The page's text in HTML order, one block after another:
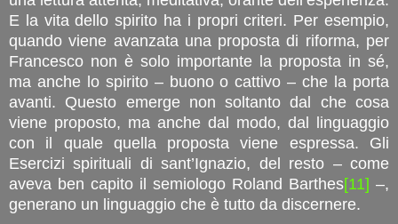
E la vita dello spirito ha i propri criteri. Per esempio,
quando viene avanzata una proposta di riforma, per
Francesco non è solo importante la proposta in sé,
ma anche lo spirito – buono o cattivo – che la porta
avanti. Questo emerge non soltanto dal che cosa
viene proposto, ma anche dal modo, dal linguaggio
con il quale quella proposta viene espressa. Gli
Esercizi spirituali di sant’Ignazio, del resto – come
aveva ben capito il semiologo Roland Barthes[11] –,
generano un linguaggio che è tutto da discernere.